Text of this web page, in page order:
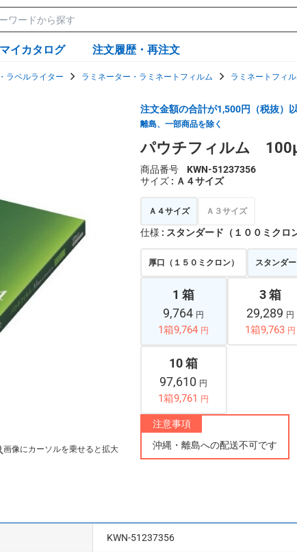
マイカタログ 注文履歴・再注文
ラベルライター ラミネーター・ラミネートフィルム ラミネートフィル
画像にカーソルを乗せると拡大
注文金額の合計が1,500円（税抜）
離島、一部商品を除く
パウチフィルム
商品番号
KWN-51237356
サイズ : Ａ４サイズ
Ａ４サイズ Ａ３サイズ
仕様 : スタンダード（１００ミクロ
厚口（１５０ミクロン） スタンダ
1 箱
9,764 円
1箱9,764 円
3 箱
29,289 円
1箱9,763 円
10 箱
97,610 円
1箱9,761 円
注意事項
沖縄・離島への配送不可です
KWN-51237356